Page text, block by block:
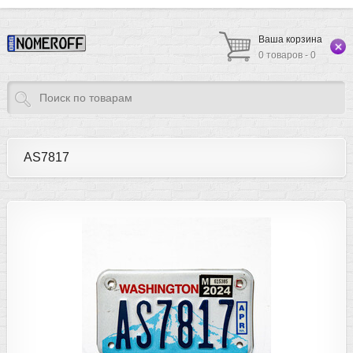
Ваша корзина
0 товаров - 0
AS7817